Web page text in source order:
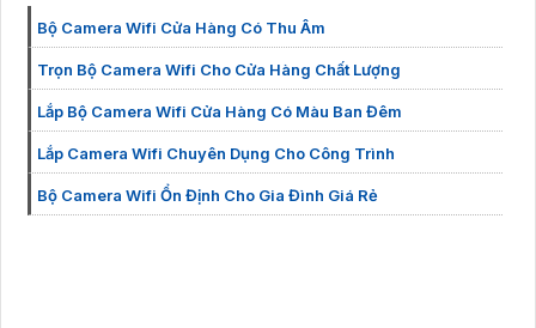
Bộ Camera Wifi Cửa Hàng Có Thu Âm
Trọn Bộ Camera Wifi Cho Cửa Hàng Chất Lượng
Lắp Bộ Camera Wifi Cửa Hàng Có Màu Ban Đêm
Lắp Camera Wifi Chuyên Dụng Cho Công Trình
Bộ Camera Wifi Ổn Định Cho Gia Đình Giá Rẻ